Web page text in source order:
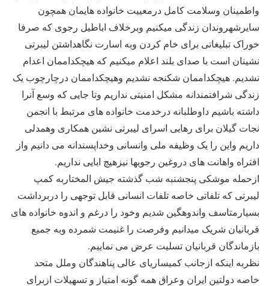
واطمینان وسلامت کامل درمعییت خانواده هایمان همچون
سایرشهروندان زندگی میکنیم وبرخلاف اباطیل رجوی که صرفا
خوراک تبلیغاتی برای خام کردن وبه اسارت نگاهداشتن لیبرتی
نشینان است با صدای بلند اعلام میکنیم که هیچکداممان اعدام
نشدیم. هیچکداممان شکنجه نشدیم وهیچکداممان درچارچوب یک
زندگی شرافتمندانه مشکل امنیتی نداریم وتا جایی که وسع آنرا
داشته باشیم داوطلبانه درخدمت خانواده های مرتبط با انجمن
نجات گیلان برای رهایی اسرای لیبرتی نشین همکاری وهمدلی
داریم واین را یک وظیفه ملی وانسانی وخداپسندانه می دانیم واز
افتراه واهانت های دروغین رجویها نیزهیچ ابایی نداریم.
ازحمله موشکی پنجشنبه شب گذشته جیش المختاربه کمپ
لیبرتی که تلفاتی خاصه تلفات انسانی قابل توجهی را دربرداشت
بسیارمتاسف واندوهگین شدیم وخود را درغم و اندوه خانواده های
قربانیان شریک میدانیم وفرصت را غنیمت شمرده وبه جمیع
بازماندگان قربانیان تسلیت عرض می نماییم.
نظربه اینکه ازجانب کمیساریای عالی پناهندگان وملل متحد
خاصه دولتین ایران وعراق همه گونه امتیاز و تسهیلات ازبرای